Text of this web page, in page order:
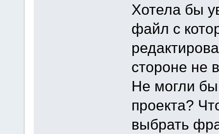
Хотела бы
файл с
стороне не
Не могли
проекта?
выбрать